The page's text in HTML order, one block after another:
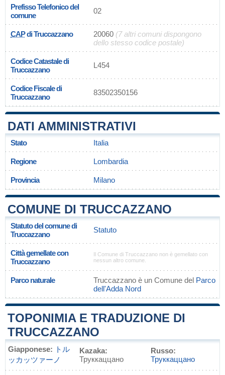
Prefisso Telefonico del
comune
02
CAPdi Truccazzano 20060 (7 altri comuni dispongono
dello stesso codice postale)
Codice Catastale di
Truccazzano
L454
Codice Fiscale di
Truccazzano
83502350156
DATI AMMINISTRATIVI
Stato Italia
Regione Lombardia
Provincia Milano
COMUNE DI TRUCCAZZANO
Statuto del comune di
Truccazzano
Statuto
Città gemellate con
Truccazzano
Il Comune di Truccazzano non è gemellato con
nessun altro comune.
Parco naturale Truccazzano è un Comune del Parco
dell'Adda Nord
TOPONIMIA E TRADUZIONE DI
TRUCCAZZANO
Giapponese: トル
ッカッツァーノ
Kazaka:
Труккаццано
Russo:
Труккаццано